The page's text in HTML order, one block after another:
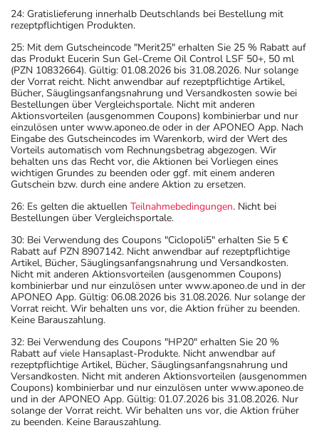
24: Gratislieferung innerhalb Deutschlands bei Bestellung mit
rezeptpflichtigen Produkten.
25: Mit dem Gutscheincode "Merit25" erhalten Sie 25 % Rabatt auf
das Produkt Eucerin Sun Gel-Creme Oil Control LSF 50+, 50 ml
(PZN 10832664). Gültig: 01.08.2026 bis 31.08.2026. Nur solange
der Vorrat reicht. Nicht anwendbar auf rezeptpflichtige Artikel,
Bücher, Säuglingsanfangsnahrung und Versandkosten sowie bei
Bestellungen über Vergleichsportale. Nicht mit anderen
Aktionsvorteilen (ausgenommen Coupons) kombinierbar und nur
einzulösen unter www.aponeo.de oder in der APONEO App. Nach
Eingabe des Gutscheincodes im Warenkorb, wird der Wert des
Vorteils automatisch vom Rechnungsbetrag abgezogen. Wir
behalten uns das Recht vor, die Aktionen bei Vorliegen eines
wichtigen Grundes zu beenden oder ggf. mit einem anderen
Gutschein bzw. durch eine andere Aktion zu ersetzen.
26: Es gelten die aktuellen Teilnahmebedingungen. Nicht bei
Bestellungen über Vergleichsportale.
30: Bei Verwendung des Coupons "Ciclopoli5" erhalten Sie 5 €
Rabatt auf PZN 8907142. Nicht anwendbar auf rezeptpflichtige
Artikel, Bücher, Säuglingsanfangsnahrung und Versandkosten.
Nicht mit anderen Aktionsvorteilen (ausgenommen Coupons)
kombinierbar und nur einzulösen unter www.aponeo.de und in der
APONEO App. Gültig: 06.08.2026 bis 31.08.2026. Nur solange der
Vorrat reicht. Wir behalten uns vor, die Aktion früher zu beenden.
Keine Barauszahlung.
32: Bei Verwendung des Coupons "HP20" erhalten Sie 20 %
Rabatt auf viele Hansaplast-Produkte. Nicht anwendbar auf
rezeptpflichtige Artikel, Bücher, Säuglingsanfangsnahrung und
Versandkosten. Nicht mit anderen Aktionsvorteilen (ausgenommen
Coupons) kombinierbar und nur einzulösen unter www.aponeo.de
und in der APONEO App. Gültig: 01.07.2026 bis 31.08.2026. Nur
solange der Vorrat reicht. Wir behalten uns vor, die Aktion früher
zu beenden. Keine Barauszahlung.